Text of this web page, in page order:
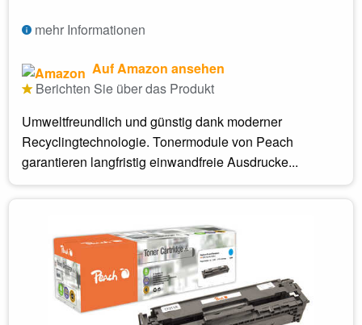
mehr Informationen
Auf Amazon ansehen
Berichten Sie über das Produkt
Umweltfreundlich und günstig dank moderner
Recyclingtechnologie. Tonermodule von Peach
garantieren langfristig einwandfreie Ausdrucke...